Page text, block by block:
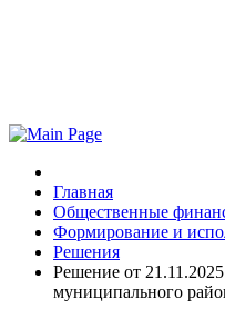
Главная
Общественные
Формирование и
Решения
Решение от
муниципального